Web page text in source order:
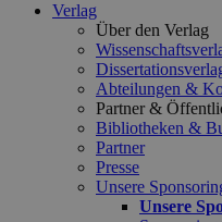
Verlag
Über den Verlag
Abteilungen &
Partner &
Bibliotheken &
Partner
Presse
Unsere
Unsere